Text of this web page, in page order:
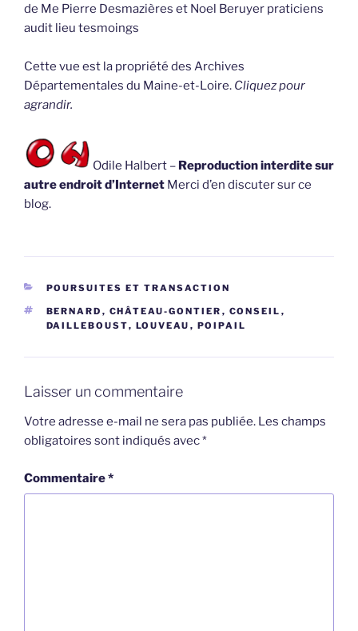
de Me Pierre Desmazières et Noel Beruyer praticiens
audit lieu tesmoings
Cette vue est la propriété des Archives
Départementales du Maine-et-Loire. Cliquez pour
agrandir.
Odile Halbert – Reproduction interdite sur
autre endroit d’Internet Merci d’en discuter sur ce
blog.
CATÉGORIES
POURSUITES ET TRANSACTION
ÉTIQUETTES
BERNARD , CHÂTEAU-GONTIER , CONSEIL ,
DAILLEBOUST, LOUVEAU , POIPAIL
Laisser un commentaire
Votre adresse e-mail ne sera pas publiée. Les champs
obligatoires sont indiqués avec*
Commentaire*